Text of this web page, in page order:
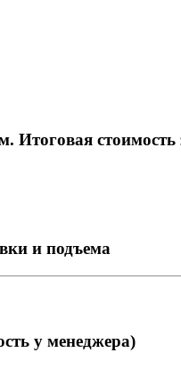
стоимость
и подъема
у менеджера)